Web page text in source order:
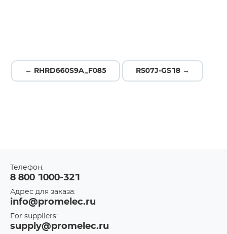
← RHRD660S9A_F085 RS07J-GS18 →
Телефон:
8 800 1000-321
Адрес для заказа:
info@promelec.ru
For suppliers:
supply@promelec.ru